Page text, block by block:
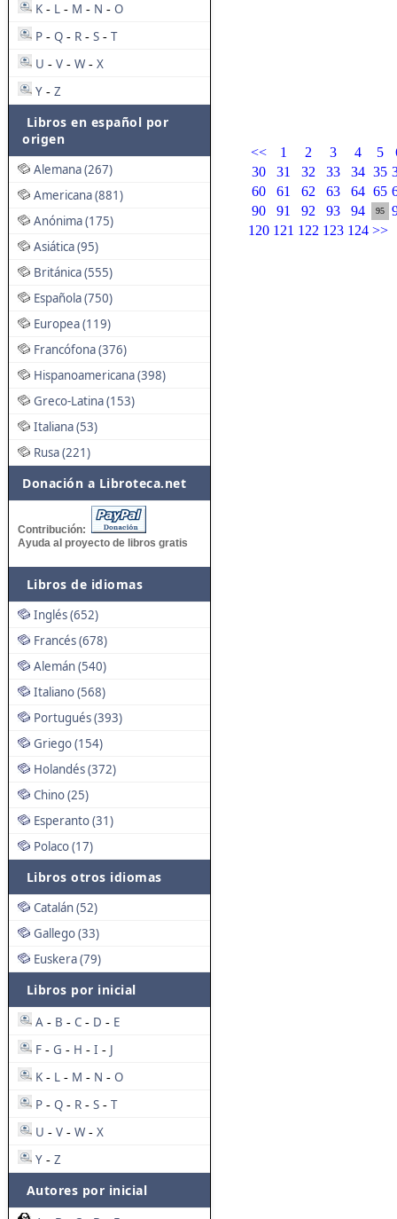
K - L - M - N - O
P - Q - R - S - T
U - V - W - X
Y - Z
Libros en español por
origen
Alemana (267)
Americana (881)
Anónima (175)
Asiática (95)
Británica (555)
Española (750)
Europea (119)
Francófona (376)
Hispanoamericana (398)
Greco-Latina (153)
Italiana (53)
Rusa (221)
Donación a Libroteca.net
Contribución:
Ayuda al proyecto de libros gratis
Libros de idiomas
Inglés (652)
Francés (678)
Alemán (540)
Italiano (568)
Portugués (393)
Griego (154)
Holandés (372)
Chino (25)
Esperanto (31)
Polaco (17)
Libros otros idiomas
Catalán (52)
Gallego (33)
Euskera (79)
Libros por inicial
A - B - C - D - E
F - G - H - I - J
K - L - M - N - O
P - Q - R - S - T
U - V - W - X
Y - Z
Autores por inicial
<< 1 2 3 4 5
30
31 32 33 34 35
60
61 62 63 64 65
90
91 92 93 94 95
120 121 122 123 124 >>